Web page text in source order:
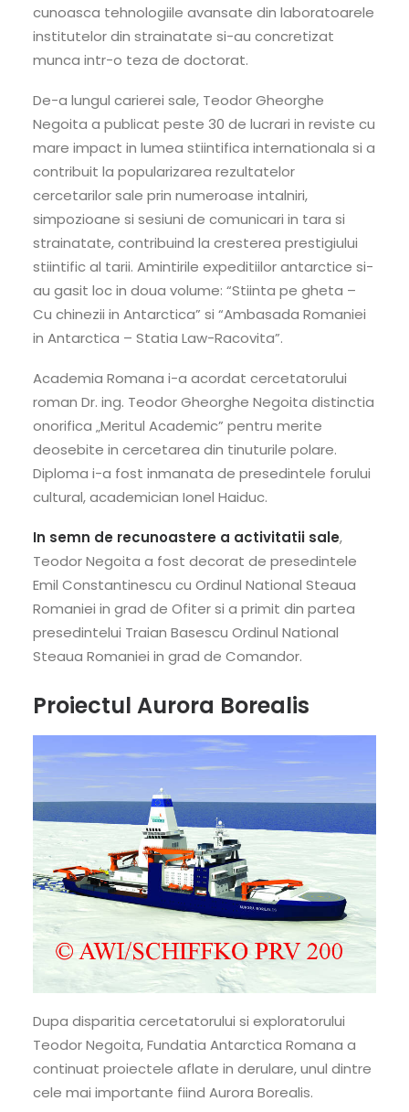
cunoasca tehnologiile avansate din laboratoarele
institutelor din strainatate si-au concretizat
munca intr-o teza de doctorat.
De-a lungul carierei sale, Teodor Gheorghe
Negoita a publicat peste 30 de lucrari in reviste cu
mare impact in lumea stiintifica internationala si a
contribuit la popularizarea rezultatelor
cercetarilor sale prin numeroase intalniri,
simpozioane si sesiuni de comunicari in tara si
strainatate, contribuind la cresterea prestigiului
stiintific al tarii. Amintirile expeditiilor antarctice si-
au gasit loc in doua volume: “Stiinta pe gheta –
Cu chinezii in Antarctica” si “Ambasada Romaniei
in Antarctica – Statia Law-Racovita”.
Academia Romana i-a acordat cercetatorului
roman Dr. ing. Teodor Gheorghe Negoita distinctia
onorifica „Meritul Academic” pentru merite
deosebite in cercetarea din tinuturile polare.
Diploma i-a fost inmanata de presedintele forului
cultural, academician Ionel Haiduc.
In semn de recunoastere a activitatii sale,
Teodor Negoita a fost decorat de presedintele
Emil Constantinescu cu Ordinul National Steaua
Romaniei in grad de Ofiter si a primit din partea
presedintelui Traian Basescu Ordinul National
Steaua Romaniei in grad de Comandor.
Proiectul Aurora Borealis
Dupa disparitia cercetatorului si exploratorului
Teodor Negoita, Fundatia Antarctica Romana a
continuat proiectele aflate in derulare, unul dintre
cele mai importante fiind Aurora Borealis.